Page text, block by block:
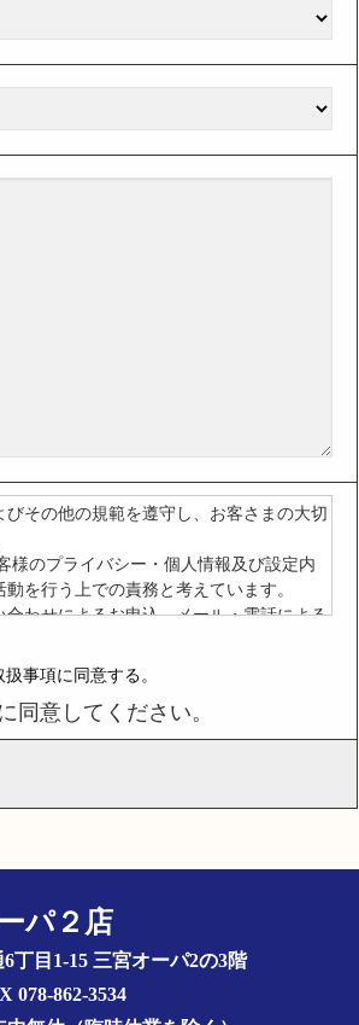
その他の規範を遵守し、お客さまの大切
様のプライバシー・個人情報及び設定内
を行う上での責務と考えています。
わせによるお申込、メール・電話による
扱うものとします。
ことで、氏名、住所、電話番号、メール
目的を明らかにし、必要な範囲内の個人
管理に努めると共に個人情報の漏洩、改
会、修正などを希望される場合には、当
確認できた場合に限り対応させていただ
適用される日本の法令、その他規範を
事項に同意する。
同意してください。
パ２店
丁目1-15 三宮オーパ2の3階
078-862-3534